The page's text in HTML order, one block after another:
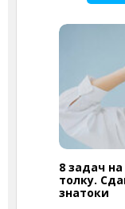
8 задач
толку.
знатоки